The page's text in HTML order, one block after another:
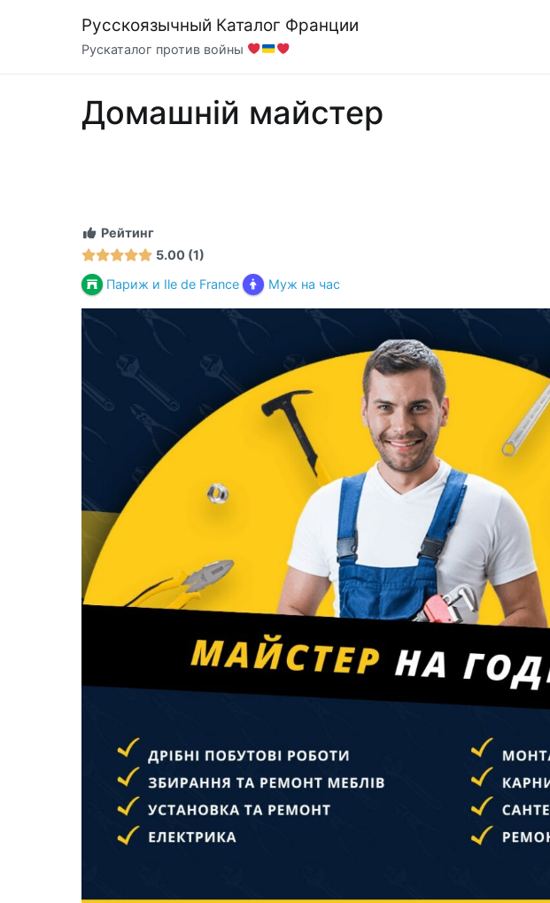
содержимому
Русскоязычный Каталог Франции
Рускаталог против войны
Домашній майстер
Рейтинг
5.00 1
Париж и Ile de France
Муж на час